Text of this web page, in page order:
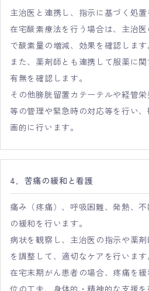
主治医と連携し、指示に基づく処置
在宅酸素療法を行う場合は、主治
で酸素量の増減、効果を確認します
また、薬剤師とも連携して服薬に
有無を確認します。
その他膀胱留置カテーテルや経管
等の管理や緊急時の対応等を行い
画的に行います。
4．苦痛の緩和と看護
痛み（疼痛）、呼吸困難、発熱、
の緩和を行います。
病状を観察し、主治医の指示や薬
を調整して、適切なケアを行います
在宅末期がん患者の場合、疼痛を